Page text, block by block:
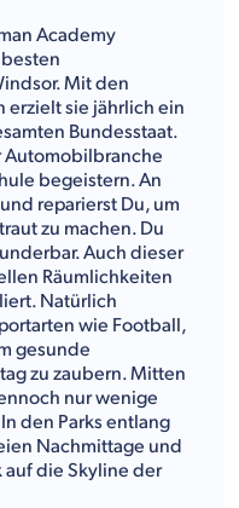
Academy
Mit den
erzielt sie jährlich ein
Bundesstaat.
Automobilbranche
begeistern. An
reparierst Du, um
zu machen. Du
Auch dieser
Räumlichkeiten
Natürlich
wie Football,
gesunde
zu zaubern. Mitten
nur wenige
den Parks entlang
Nachmittage und
auf die Skyline der